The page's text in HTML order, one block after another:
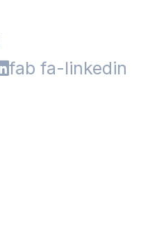
fab fa-linkedin